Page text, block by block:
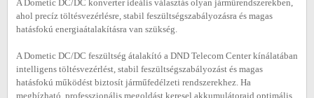
A Dometic DC/DC konverter ideális választás olyan járműrendszerekben,
ahol precíz töltésvezérlésre, stabil feszültségszabályozásra és magas
hatásfokú energiaátalakításra van szükség.
A Dometic DC/DC feszültség átalakító a DND Telecom Center kínálatában
intelligens töltésvezérlést, stabil feszültségszabályozást és magas
hatásfokú működést biztosít járműfedélzeti rendszerekhez. Ha
megbízható, professzionális megoldást keresel akkumulátoraid optimális